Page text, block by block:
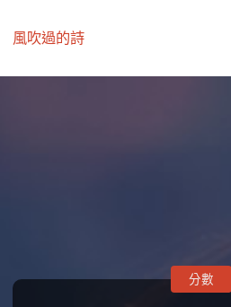
風吹過的詩
分數